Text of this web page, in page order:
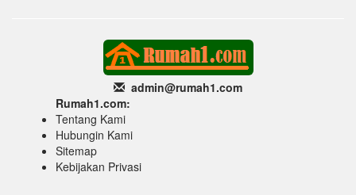
admin@rumah1.com
Rumah1.com:
Tentang Kami
Hubungin Kami
Sitemap
Kebijakan Privasi